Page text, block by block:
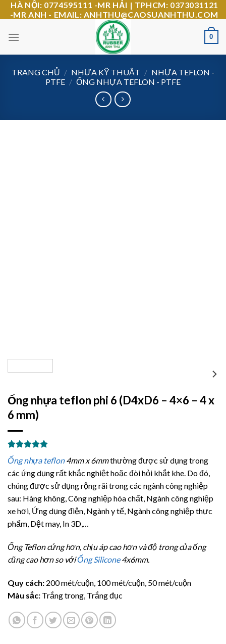
Skip
to
HÀ NỘI: 0774595111 -MR HẢI | TPHCM: 0373031121
-MR ANH - EMAIL: ANHTHU@CAOSUANHTHU.COM
0
TRANG CHỦ / NHỰA KỸ THUẬT / NHỰA TEFLON -
PTFE / ỐNG NHỰA TEFLON - PTFE
Ống nhựa teflon phi 6 (D4xD6 – 4×6 – 4 x
6 mm)
5.00
trên 5
dựa trên
3
đánh giá
Ống nhựa teflon4mm x 6mmthường được sử dụng trong
các ứng dụng rất khắc nghiệt hoặc đòi hỏi khắt khe. Do đó,
chúng được sử dụng rộng rãi trong các ngành công nghiệp
sau: Hàng không, Công nghiệp hóa chất, Ngành công nghiệp
xe hơi, Ứng dụng điện, Ngành y tế, Ngành công nghiệp thực
phẩm, Dệt may, In 3D,…
Ống Teflon cứng hơn, chịu áp cao hơn và độ trong của ống
cũng cao hơn so vớiỐng Silicone4x6mm.
Quy cách: 200 mét/cuộn, 100 mét/cuộn, 50 mét/cuộn
Màu sắc: Trắng trong, Trắng đục